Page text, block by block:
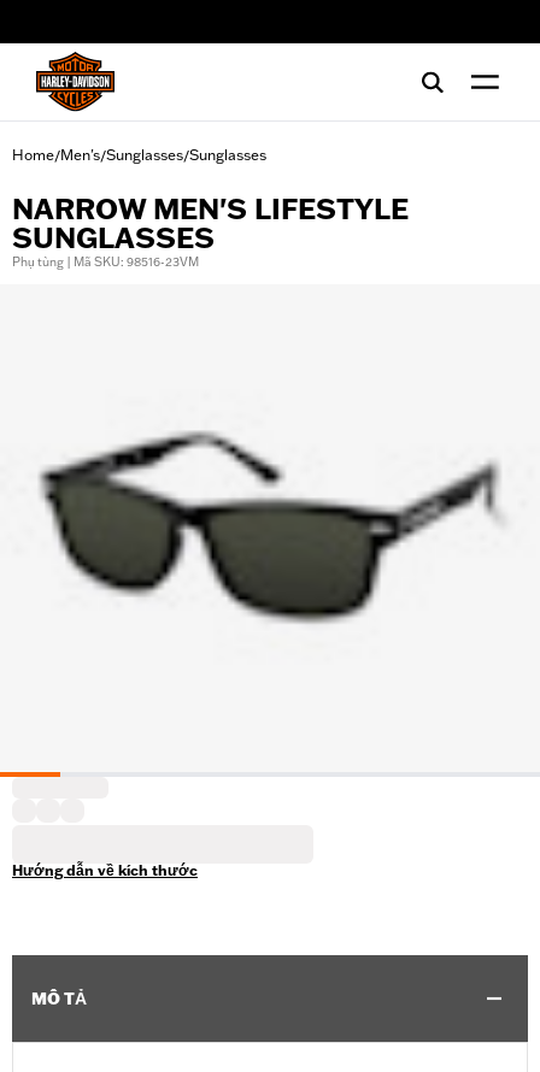
Home/Men's/Sunglasses/Sunglasses
NARROW MEN'S LIFESTYLE
SUNGLASSES
Phụ tùng | Mã SKU: 98516-23VM
Hướng dẫn về kích thước
MÔ TẢ